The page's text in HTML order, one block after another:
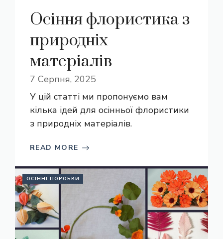
Осіння флористика з
природніх
матеріалів
7 Серпня, 2025
У цій статті ми пропонуємо вам
кілька ідей для осінньої флористики
з природніх матеріалів.
READ MORE
ОСІННІ ПОРОБКИ